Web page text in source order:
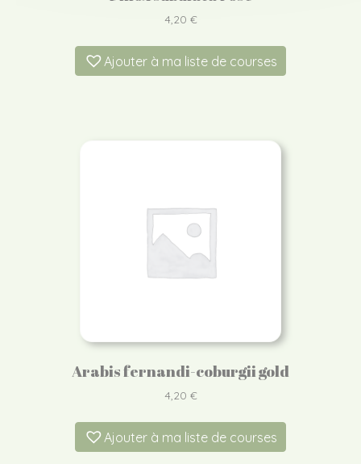
4,20 €
Ajouter à ma liste de courses
Arabis fernandi-coburgii gold
4,20 €
Ajouter à ma liste de courses